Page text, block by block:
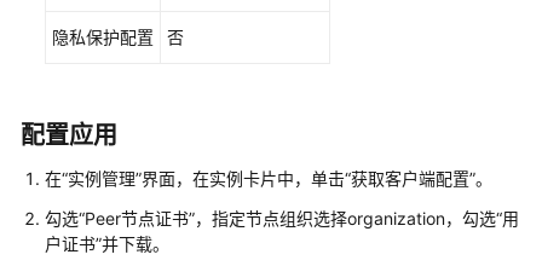
隐私保护配置 否
配置应用
在“实例管理”界面，在实例卡片中，单击“获取客户端配置”。
勾选“Peer节点证书”，指定节点组织选择organization，勾选“用
户证书”并下载。